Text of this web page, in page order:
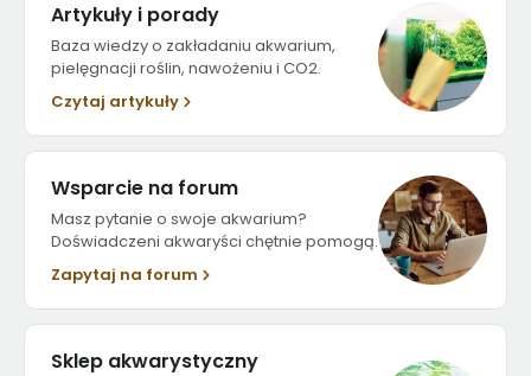
Artykuły i porady
Baza wiedzy o zakładaniu akwarium,
pielęgnacji roślin, nawożeniu i CO2.
Czytaj artykuły
Wsparcie na forum
Masz pytanie o swoje akwarium?
Doświadczeni akwaryści chętnie pomogą.
Zapytaj na forum
Sklep akwarystyczny